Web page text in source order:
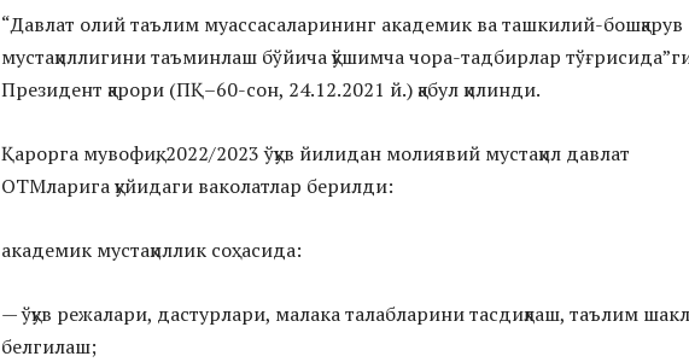
“Давлат олий таълим муассасаларининг академик ва ташкилий-бошқарув
мустақиллигини таъминлаш бўйича қўшимча чора-тадбирлар
Президент қарори (ПҚ–60-сон, 24.12.2021 й.) қабул қилинди.
Қарорга мувофиқ, 2022/2023 ўқув йилидан молиявий мустақил давлат
ОТМларига қуйидаги ваколатлар берилди:
академик мустақиллик соҳасида:
— ўқув режалари, дастурлари, малака талабларини тасдиқлаш, таълим
белгилаш;